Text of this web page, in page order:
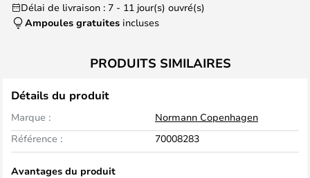
Délai de livraison : 7 - 11 jour(s) ouvré(s)
Ampoules gratuites incluses
PRODUITS SIMILAIRES
Détails du produit
Marque :
Normann Copenhagen
Référence :
70008283
Avantages du produit